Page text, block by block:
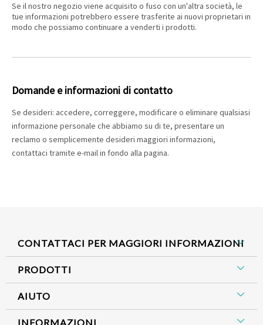
Se il nostro negozio viene acquisito o fuso con un'altra società, le
tue informazioni potrebbero essere trasferite ai nuovi proprietari in
modo che possiamo continuare a venderti i prodotti.
Domande e informazioni di contatto
Se desideri: accedere, correggere, modificare o eliminare qualsiasi
informazione personale che abbiamo su di te, presentare un
reclamo o semplicemente desideri maggiori informazioni,
contattaci tramite e-mail in fondo alla pagina.
CONTATTACI PER MAGGIORI INFORMAZIONI
PRODOTTI
AIUTO
INFORMAZIONI